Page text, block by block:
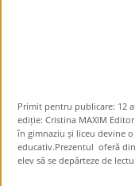
Primit pentru publicare: 12
ediție: Cristina MAXIM
în gimnaziu și liceu devine
educativ.Prezentul oferă
elev să se depărteze de